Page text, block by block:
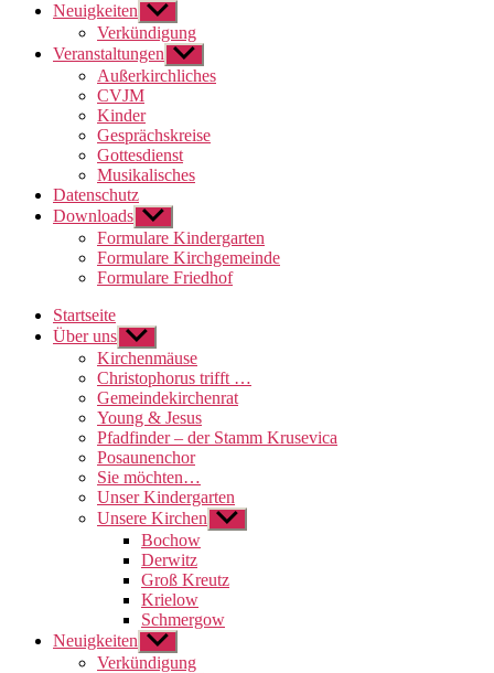
Neuigkeiten Untermenü
anzeigen
Verkündigung
Veranstaltungen Untermenü
anzeigen
Außerkirchliches
CVJM
Kinder
Gesprächskreise
Gottesdienst
Musikalisches
Datenschutz
Downloads Untermenü
anzeigen
Formulare Kindergarten
Formulare Kirchgemeinde
Formulare Friedhof
Startseite
Über uns Untermenü
anzeigen
Kirchenmäuse
Christophorus trifft …
Gemeindekirchenrat
Young & Jesus
Pfadfinder – der Stamm Krusevica
Posaunenchor
Sie möchten…
Unser Kindergarten
Unsere Kirchen Untermenü
anzeigen
Bochow
Derwitz
Groß Kreutz
Krielow
Schmergow
Neuigkeiten Untermenü
anzeigen
Verkündigung